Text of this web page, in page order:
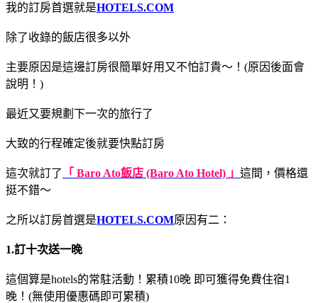
我的訂房首選就是HOTELS.COM
除了收錄的飯店很多以外
主要原因是這邊訂房很簡單好用又不怕訂貴～！(原因後面會
說明！)
最近又要規劃下一次的旅行了
大致的行程確定後就要快點訂房
這次就訂了 「 Baro Ato飯店 (Baro Ato Hotel) 」 這間，價格還
挺不錯～
之所以訂房首選是HOTELS.COM原因有二：
1.訂十次送一晚
這個算是hotels的常駐活動！累積10晚 即可獲得免費住宿1
晚！(無使用優惠碼即可累積)